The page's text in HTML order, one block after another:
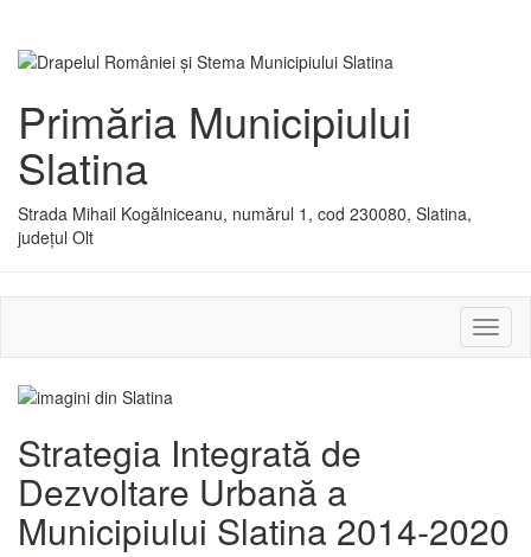
Primăria Municipiului
Slatina
Strada Mihail Kogălniceanu, numărul 1, cod 230080, Slatina,
județul Olt
sau
Strategia Integrată de
Dezvoltare Urbană a
Municipiului Slatina 2014-2020